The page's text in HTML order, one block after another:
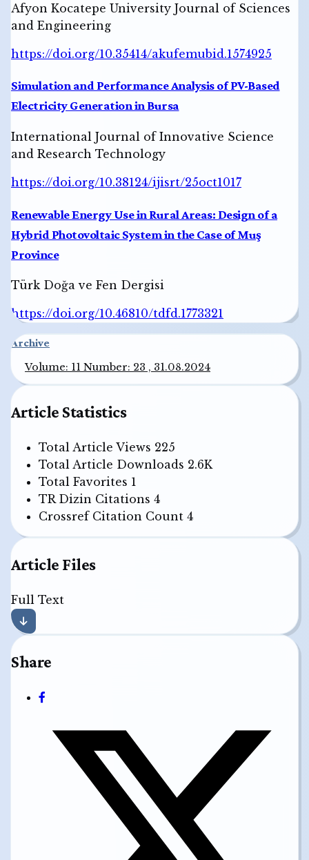
Afyon Kocatepe University Journal of Sciences
and Engineering
https://doi.org/10.35414/akufemubid.1574925
Simulation and Performance Analysis of PV-Based
Electricity Generation in Bursa
International Journal of Innovative Science
and Research Technology
https://doi.org/10.38124/ijisrt/25oct1017
Renewable Energy Use in Rural Areas: Design of a
Hybrid Photovoltaic System in the Case of Muş
Province
Türk Doğa ve Fen Dergisi
https://doi.org/10.46810/tdfd.1773321
Archive
Volume: 11 Number: 23 , 31.08.2024
Article Statistics
Total Article Views 225
Total Article Downloads 2.6K
Total Favorites 1
TR Dizin Citations 4
Crossref Citation Count 4
Article Files
Full Text
Share